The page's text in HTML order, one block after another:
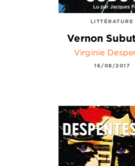
LITTÉRATURE
Vernon
Virginie
16/08/2017